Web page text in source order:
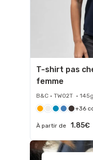
T-shirt pas
femme
B&C • TW02T • 145g
+36
À partir de 1.85€